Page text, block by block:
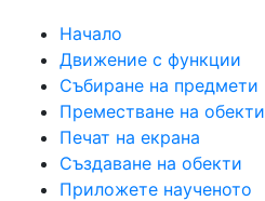
Начало
Движение с функции
Събиране на предмети
Преместване на обекти
Печат на екрана
Създаване на обекти
Приложете наученото